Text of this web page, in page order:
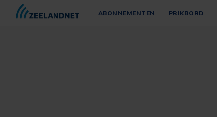
ABONNEMENTEN PRIKBORD